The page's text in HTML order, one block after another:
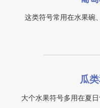
这类符号常用在水果碗
瓜
大个水果符号多用在夏